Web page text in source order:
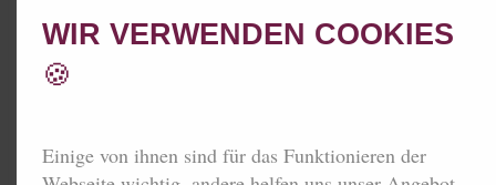
WIR VERWENDEN COOKIES
🍪
Einige von ihnen sind für das Funktionieren der